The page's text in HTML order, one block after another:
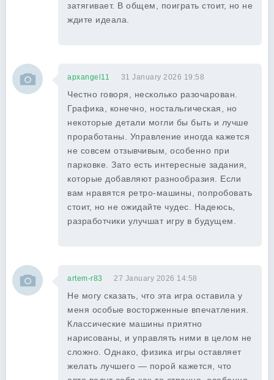
затягивает. В общем, поиграть стоит, но не
ждите идеала.
apxangel11 31 January 2026 19:58
Честно говоря, несколько разочарован.
Графика, конечно, ностальгическая, но
некоторые детали могли бы быть и лучше
проработаны. Управление иногда кажется
не совсем отзывчивым, особенно при
парковке. Зато есть интересные задания,
которые добавляют разнообразия. Если
вам нравятся ретро-машины, попробовать
стоит, но не ожидайте чудес. Надеюсь,
разработчики улучшат игру в будущем.
artem-r83 27 January 2026 14:58
Не могу сказать, что эта игра оставила у
меня особые восторженные впечатления.
Классические машины приятно
нарисованы, и управлять ними в целом не
сложно. Однако, физика игры оставляет
желать лучшего — порой кажется, что